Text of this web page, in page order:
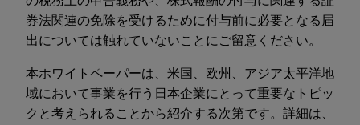
券法関連の免除を受けるために付与前に必要となる届
出については触れていないことにご留意ください。
本ホワイトペーパーは、米国、欧州、アジア太平洋地
域において事業を行う日本企業にとって重要なトピッ
クと考えられることから紹介する次第です。詳細は、